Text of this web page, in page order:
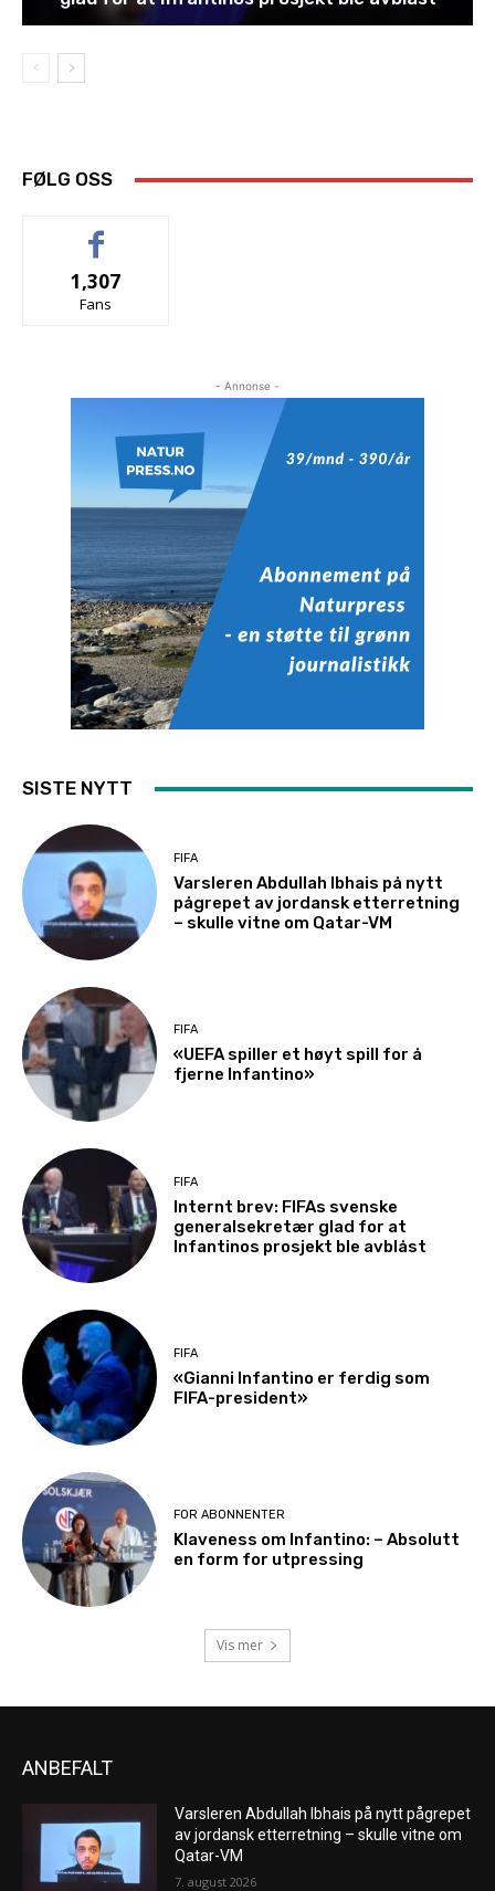
FØLG OSS
1,307
Fans
- Annonse -
SISTE NYTT
FIFA
Varsleren Abdullah Ibhais på nytt
pågrepet av jordansk etterretning
– skulle vitne om Qatar-VM
FIFA
«UEFA spiller et høyt spill for å
fjerne Infantino»
FIFA
Internt brev: FIFAs svenske
generalsekretær glad for at
Infantinos prosjekt ble avblåst
FIFA
«Gianni Infantino er ferdig som
FIFA-president»
FOR ABONNENTER
Klaveness om Infantino: – Absolutt
en form for utpressing
Vis mer
ANBEFALT
Varsleren Abdullah Ibhais på nytt pågrepet
av jordansk etterretning – skulle vitne om
Qatar-VM
7. august 2026